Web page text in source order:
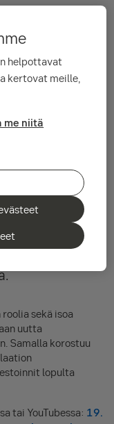
Gasgridin
mikä tekee
rahoittajien ja
sekä isoa
uutta
Samalla korostuu
lopulta
tai YouTubessa: 19.
helpottavat
kertovat meille,
me niitä